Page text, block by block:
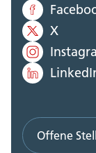
X
Offene